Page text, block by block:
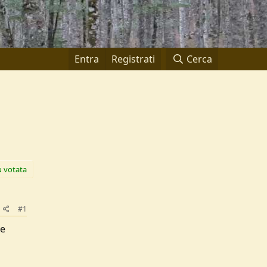
Entra Registrati Cerca
votata
#1